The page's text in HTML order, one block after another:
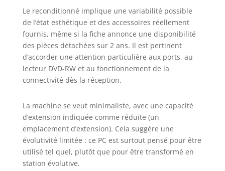
Le reconditionné implique une variabilité possible
de l’état esthétique et des accessoires réellement
fournis, même si la fiche annonce une disponibilité
des pièces détachées sur 2 ans. Il est pertinent
d’accorder une attention particulière aux ports, au
lecteur DVD-RW et au fonctionnement de la
connectivité dès la réception.
La machine se veut minimaliste, avec une capacité
d’extension indiquée comme réduite (un
emplacement d’extension). Cela suggère une
évolutivité limitée : ce PC est surtout pensé pour être
utilisé tel quel, plutôt que pour être transformé en
station évolutive.